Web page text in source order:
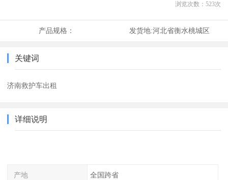
浏览次数： 523次
产品规格： 发货地:河北省衡水桃城区
关键词
济南救护车出租
详细说明
产地 全国跨省